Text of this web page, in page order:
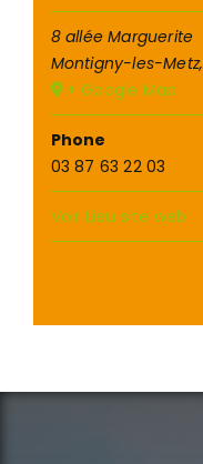
8 allée Marguerite
Montigny-les-Metz,
+ Google Map
Phone
03 87 63 22 03
Voir Lieu site web